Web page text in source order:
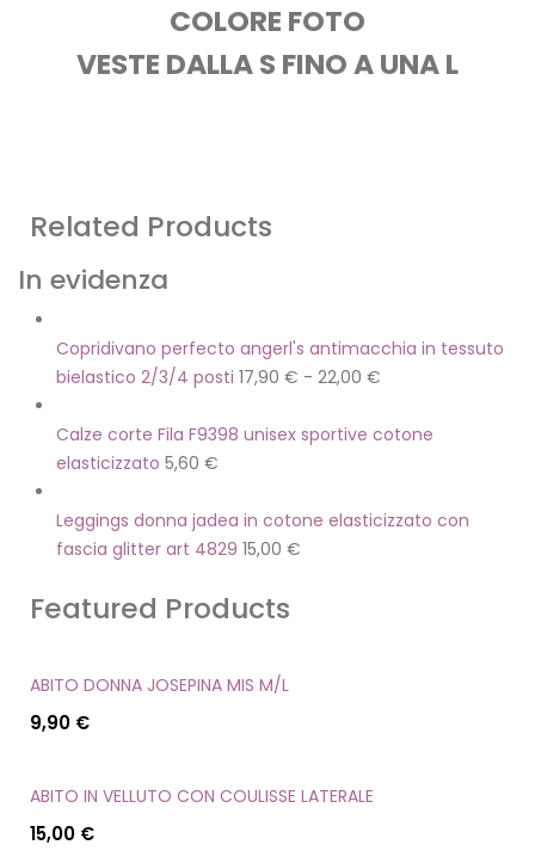
COLORE FOTO
VESTE DALLA S FINO A UNA L
Related Products
In evidenza
Copridivano perfecto angerl's antimacchia in tessuto
bielastico 2/3/4 posti 17,90 € - 22,00 €
Calze corte Fila F9398 unisex sportive cotone
elasticizzato 5,60 €
Leggings donna jadea in cotone elasticizzato con
fascia glitter art 4829 15,00 €
Featured Products
ABITO DONNA JOSEPINA MIS M/L
9,90 €
ABITO IN VELLUTO CON COULISSE LATERALE
15,00 €